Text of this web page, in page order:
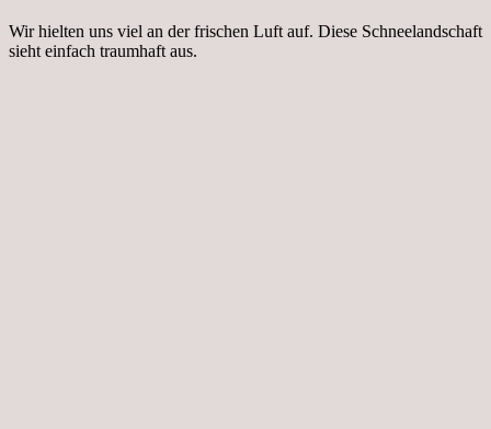
Wir hielten uns viel an der frischen Luft auf. Diese Schneelandschaft
sieht einfach traumhaft aus.